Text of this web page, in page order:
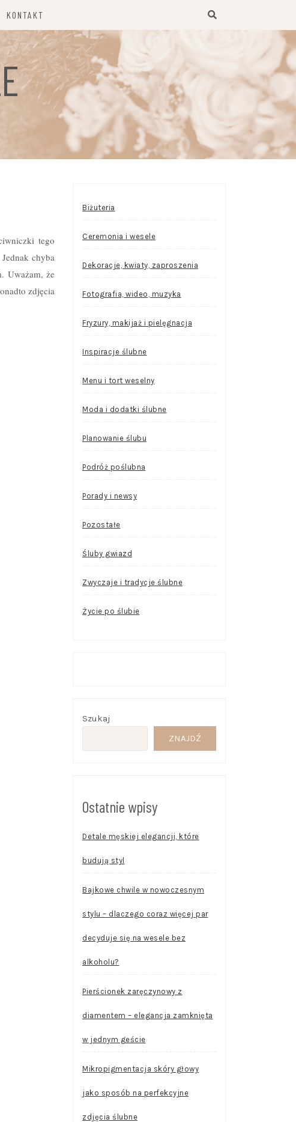
KONTAKT
tego
chyba
Uważam, że
zdjęcia
Biżuteria
Ceremonia i wesele
Dekoracje, kwiaty, zaproszenia
Fotografia, wideo, muzyka
Fryzury, makijaż i pielęgnacja
Inspiracje ślubne
Menu i tort weselny
Moda i dodatki ślubne
Planowanie ślubu
Podróż poślubna
Porady i newsy
Pozostałe
Śluby gwiazd
Zwyczaje i tradycje ślubne
Życie po ślubie
Szukaj
ZNAJDŹ
Ostatnie wpisy
Detale męskiej elegancji, które
budują styl
Bajkowe chwile w nowoczesnym
stylu – dlaczego coraz więcej par
decyduje się na wesele bez
alkoholu?
Pierścionek zaręczynowy z
diamentem – elegancja zamknięta
w jednym geście
Mikropigmentacja skóry głowy
jako sposób na perfekcyjne
zdjęcia ślubne